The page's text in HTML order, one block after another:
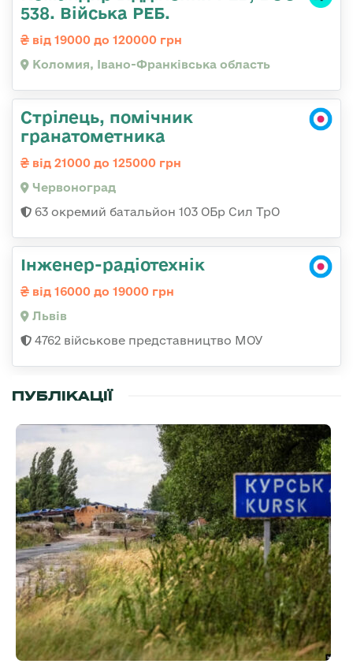
538. Війська РЕБ.
від 19000 до 120000 грн
Коломия, Івано-Франківська область
Стрілець, помічник
гранатометника
від 21000 до 125000 грн
Червоноград
63 окремий батальйон 103 ОБр Сил ТрО
Інженер-радіотехнік
від 16000 до 19000 грн
Львів
4762 військове представництво МОУ
ПУБЛІКАЦІЇ